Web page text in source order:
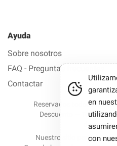
Ayuda
Sobre nosotros
FAQ - Preguntas frecuentes
Contactar
Reservados todos los
Descuento — Todas las
Nuestro sitio participa en
en
con